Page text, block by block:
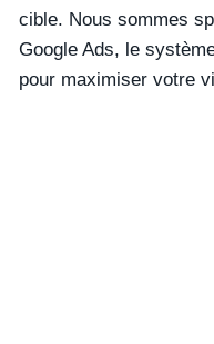
cible. Nous sommes
Google Ads, le
pour maximiser votre